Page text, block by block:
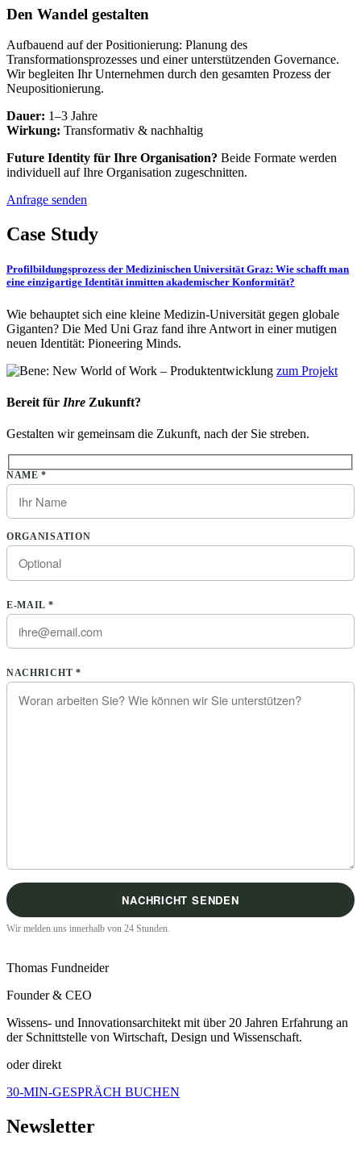
Den Wandel gestalten
Aufbauend auf der Positionierung: Planung des
Transformationsprozesses und einer unterstützenden Governance.
Wir begleiten Ihr Unternehmen durch den gesamten Prozess der
Neupositionierung.
Dauer: 1–3 Jahre
Wirkung: Transformativ & nachhaltig
Future Identity für Ihre Organisation? Beide Formate werden
individuell auf Ihre Organisation zugeschnitten.
Anfrage senden
Case Study
Profilbildungsprozess der Medizinischen Universität Graz: Wie schafft man
eine einzigartige Identität inmitten akademischer Konformität?
Wie behauptet sich eine kleine Medizin-Universität gegen globale
Giganten? Die Med Uni Graz fand ihre Antwort in einer mutigen
neuen Identität: Pioneering Minds.
zum Projekt
Bereit für Ihre Zukunft?
Gestalten wir gemeinsam die Zukunft, nach der Sie streben.
Bitte lasse dieses Feld leer.
NAME *
ORGANISATION
E-MAIL *
Bitte lasse dieses Feld leer.
NACHRICHT *
Wir melden uns innerhalb von 24 Stunden.
Thomas Fundneider
Founder & CEO
Wissens- und Innovationsarchitekt mit über 20 Jahren Erfahrung an
der Schnittstelle von Wirtschaft, Design und Wissenschaft.
oder direkt
30-MIN-GESPRÄCH BUCHEN
Newsletter